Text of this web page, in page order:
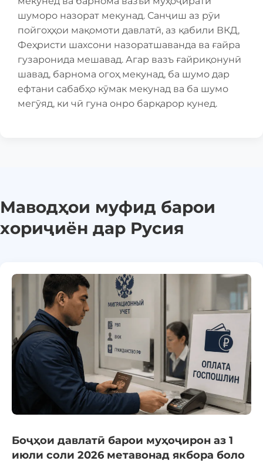
шуморо назорат мекунад. Санҷиш аз рӯи
пойгоҳҳои мақомоти давлатӣ, аз қабили ВКД,
Феҳристи шахсони назоратшаванда ва ғайра
гузаронида мешавад. Агар вазъ ғайриқонунӣ
шавад, барнома огоҳ мекунад, ба шумо дар
ефтани сабабҳо кӯмак мекунад ва ба шумо
мегӯяд, ки чӣ гуна онро барқарор кунед.
Маводҳои муфид барои
хориҷиён дар Русия
Боҷҳои давлатӣ барои муҳоҷирон аз 1
июли соли 2026 метавонад якбора боло